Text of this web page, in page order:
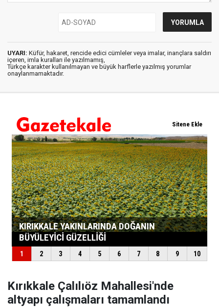
UYARI: Küfür, hakaret, rencide edici cümleler veya imalar, inançlara saldırı
içeren, imla kuralları ile yazılmamış,
Türkçe karakter kullanılmayan ve büyük harflerle yazılmış yorumlar
onaylanmamaktadır.
Kırıkkale Çalılıöz Mahallesi'nde
altyapı çalışmaları tamamlandı